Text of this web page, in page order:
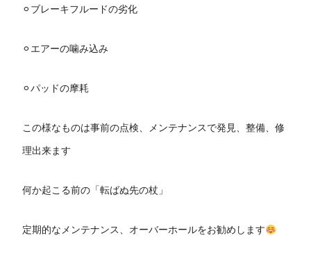
⚪︎ブレーキフルードの劣化
⚪︎エアーの噛み込み
⚪︎パッドの摩耗
この様なものは事前の点検、メンテナンスで発見、整備、修
理出来ます
何か起こる前の「転ばぬ先の杖」
定期的なメンテナンス、オーバーホールをお勧めします